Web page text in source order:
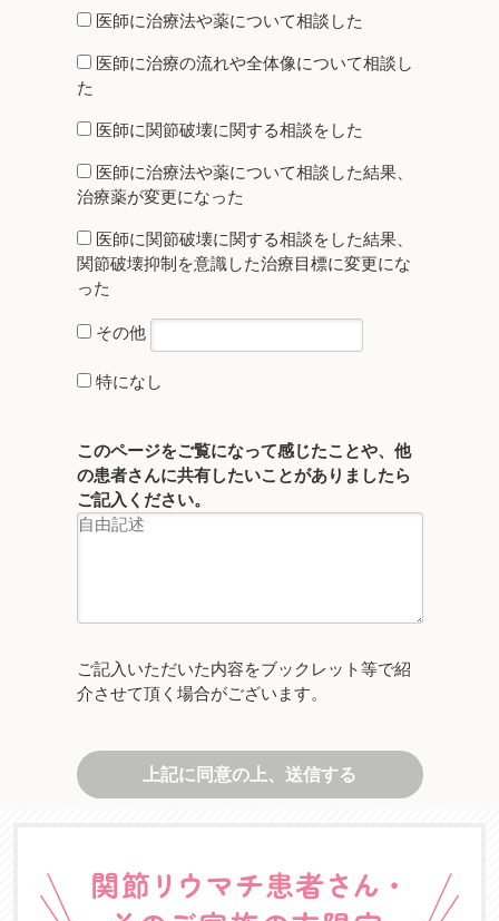
医師に治療法や薬について相談した
医師に治療の流れや全体像について相談し
た
医師に関節破壊に関する相談をした
医師に治療法や薬について相談した結果、
治療薬が変更になった
医師に関節破壊に関する相談をした結果、
関節破壊抑制を意識した治療目標に変更にな
った
その他
特になし
このページをご覧になって感じたことや、他
の患者さんに共有したいことがありましたら
ご記入ください。
ご記入いただいた内容をブックレット等で紹
介させて頂く場合がございます。
上記に同意の上、送信する